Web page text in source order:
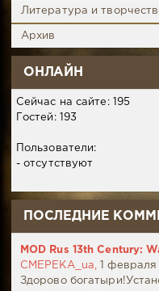
Литература и
Архив
ОНЛАЙН
Сейчас на сайте: 195
Гостей: 193
Пользователи:
- отсутствуют
ПОСЛЕДНИЕ
MOD Rus 13th Century:
CMEPEKA_ua,
1 февраля
Здорово